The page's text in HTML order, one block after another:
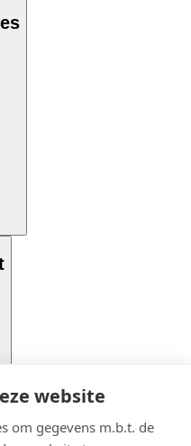
website
om gegevens m.b.t. de